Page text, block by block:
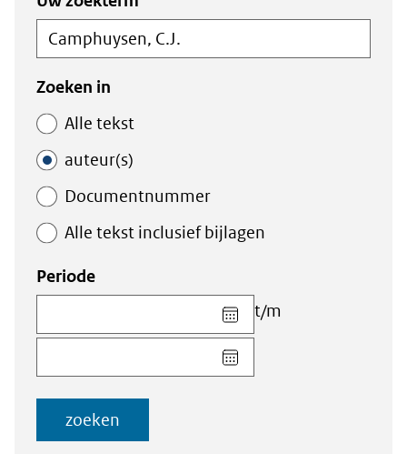
in
de
index
binnen
de
index
Zoeken in
Alle tekst
auteur(s)
Documentnummer
Alle tekst inclusief bijlagen
Periode
Kies
datum
voor
veld
t/m
Kies
datum
zoeken